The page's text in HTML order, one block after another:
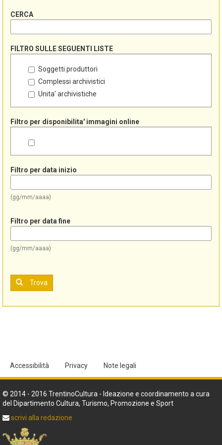
CERCA
FILTRO SULLE SEGUENTI LISTE
Soggetti produttori
Complessi archivistici
Unita' archivistiche
Filtro per disponibilita' immagini online
Filtro per data inizio
(gg/mm/aaaa)
Filtro per data fine
(gg/mm/aaaa)
Trova
Accessibilità Privacy Note legali
© 2014 - 2016 TrentinoCultura - Ideazione e coordinamento a cura
del Dipartimento Cultura, Turismo, Promozione e Sport
scrivi alla redazione